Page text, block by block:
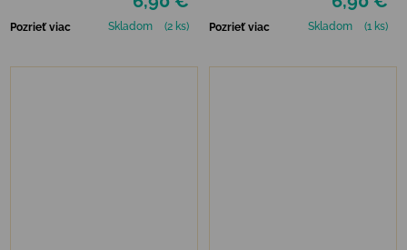
Pozrieť viac Skladom (2 ks) Pozrieť viac Skladom (1 ks)